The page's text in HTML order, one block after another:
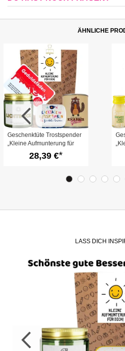
ÄHNLICHE
Geschenktüte Trostspender
„Kleine Aufmunterung für
dich“ (Set 30)28,39 €
LASS DICH